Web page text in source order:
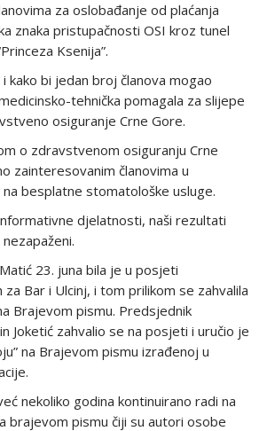
za oslobađanje od plaćanja
znaka pristupačnosti OSI kroz tunel
Ksenija”.
kako bi jedan broj članova mogao
tehnička pomagala za slijepe
osiguranje Crne Gore.
o zdravstvenom osiguranju Crne
zainteresovanim članovima u
besplatne stomatološke usluge.
djelatnosti, naši rezultati
23. juna bila je u posjeti
za Bar i Ulcinj, i tom prilikom se zahvalila
Brajevom pismu. Predsjednik
Joketić zahvalio se na posjeti i uručio je
na Brajevom pismu izrađenoj u
nekoliko godina kontinuirano radi na
brajevom pismu čiji su autori osobe